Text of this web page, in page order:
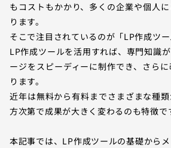
もコストもかかり、多くの企業や個人
ります。
そこで注目されているのが「LP作成ツー
LP作成ツールを活用すれば、専門知識
ージをスピーディーに制作でき、さら
ります。
近年は無料から有料までさまざまな種
方次第で成果が大きく変わるのも特徴で
本記事では、LP作成ツールの基礎からメ